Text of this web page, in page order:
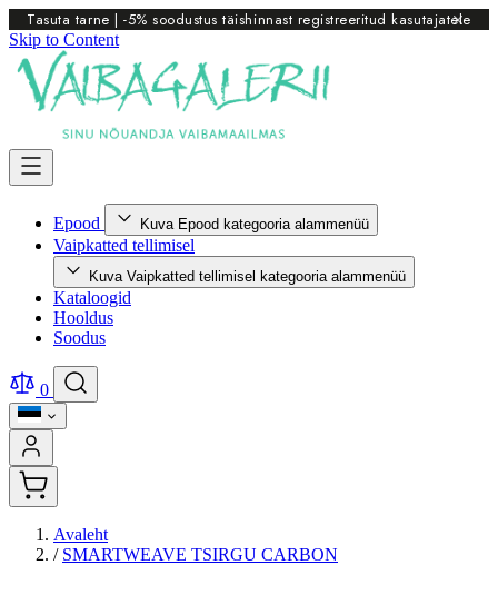
Tasuta tarne | -5% soodustus täishinnast registreeritud kasutajatele
Skip to Content
Epood Kuva Epood kategooria alammenüü
Vaipkatted tellimisel
Kuva Vaipkatted tellimisel kategooria alammenüü
Kataloogid
Hooldus
Soodus
0
Avaleht
/ SMARTWEAVE TSIRGU CARBON